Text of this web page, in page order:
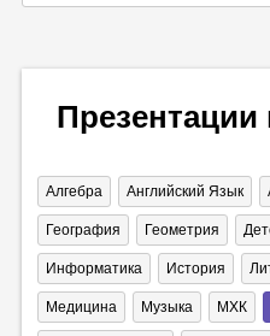
Алгебра Английский Язык
География Геометрия
Информатика История
Медицина Музыка МХК